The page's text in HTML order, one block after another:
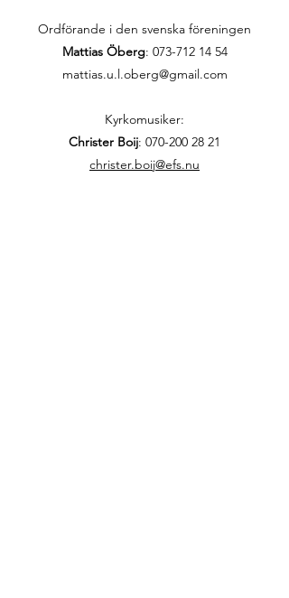
Ordförande i den svenska föreningen
Mattias Öberg: 073-712 14 54
mattias.u.l.oberg@gmail.com
Kyrkomusiker:
Christer Boij: 070-200 28 21
christer.boij@efs.nu